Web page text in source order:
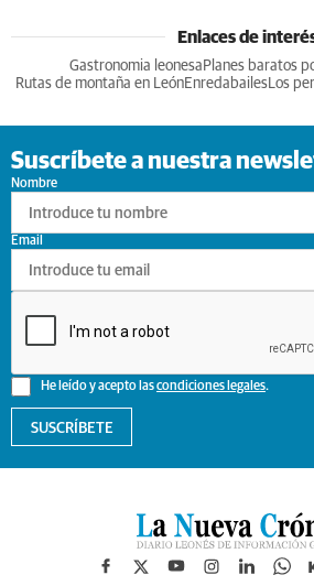
Enlaces de
Gastronomia leonesa Planes baratos
Rutas de montaña en LeónEnredabailesLos
Suscríbete a nuestra
Nombre
He leído y acepto lascondiciones legales.
Email
SUSCRÍBETE